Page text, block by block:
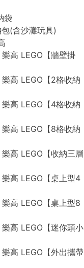
袋
(含沙灘玩具)
高 LEGO【牆壁掛
高 LEGO【2格收納
高 LEGO【4格收納
高 LEGO【8格收納
高 LEGO【收納三層
高 LEGO【桌上型4
高 LEGO【桌上型8
高 LEGO【迷你頭小
高 LEGO【外出攜帶